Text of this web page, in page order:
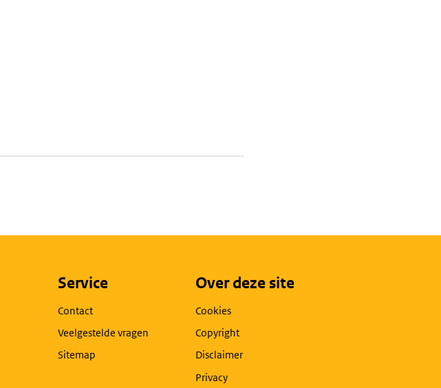
Service
Contact
Veelgestelde vragen
Sitemap
Over deze site
Cookies
Copyright
Disclaimer
Privacy